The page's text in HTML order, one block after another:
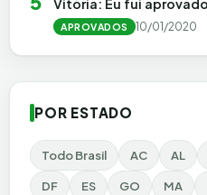
Vitória: Eu fui
APROVADOS 10/01/2020
POR ESTADO
Todo Brasil AC AL
DF ES GO MA